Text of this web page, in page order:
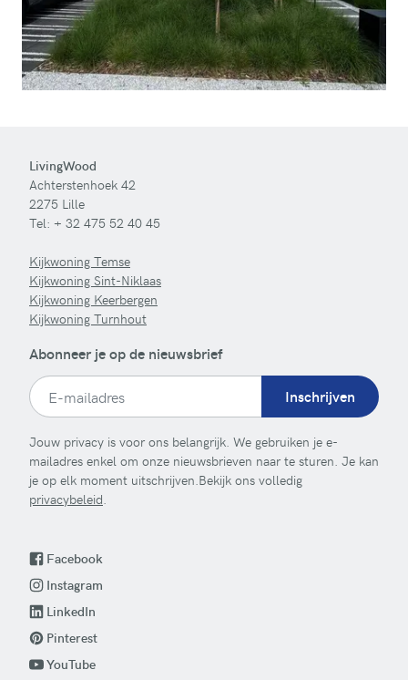
LivingWood
Achterstenhoek 42
2275 Lille
Tel: + 32 475 52 40 45
Kijkwoning Temse
Kijkwoning Sint-Niklaas
Kijkwoning Keerbergen
Kijkwoning Turnhout
Abonneer je op de nieuwsbrief
Inschrijven
Jouw privacy is voor ons belangrijk. We gebruiken je e-
mailadres enkel om onze nieuwsbrieven naar te sturen. Je kan
je op elk moment uitschrijven.Bekijk ons volledig
privacybeleid.
Facebook
Instagram
LinkedIn
Pinterest
YouTube